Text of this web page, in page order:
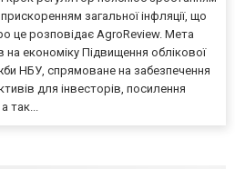
загальної інфляції, що
це розповідає AgroReview. Мета
економіку Підвищення облікової
НБУ, спрямоване на забезпечення
для інвесторів, посилення
так...